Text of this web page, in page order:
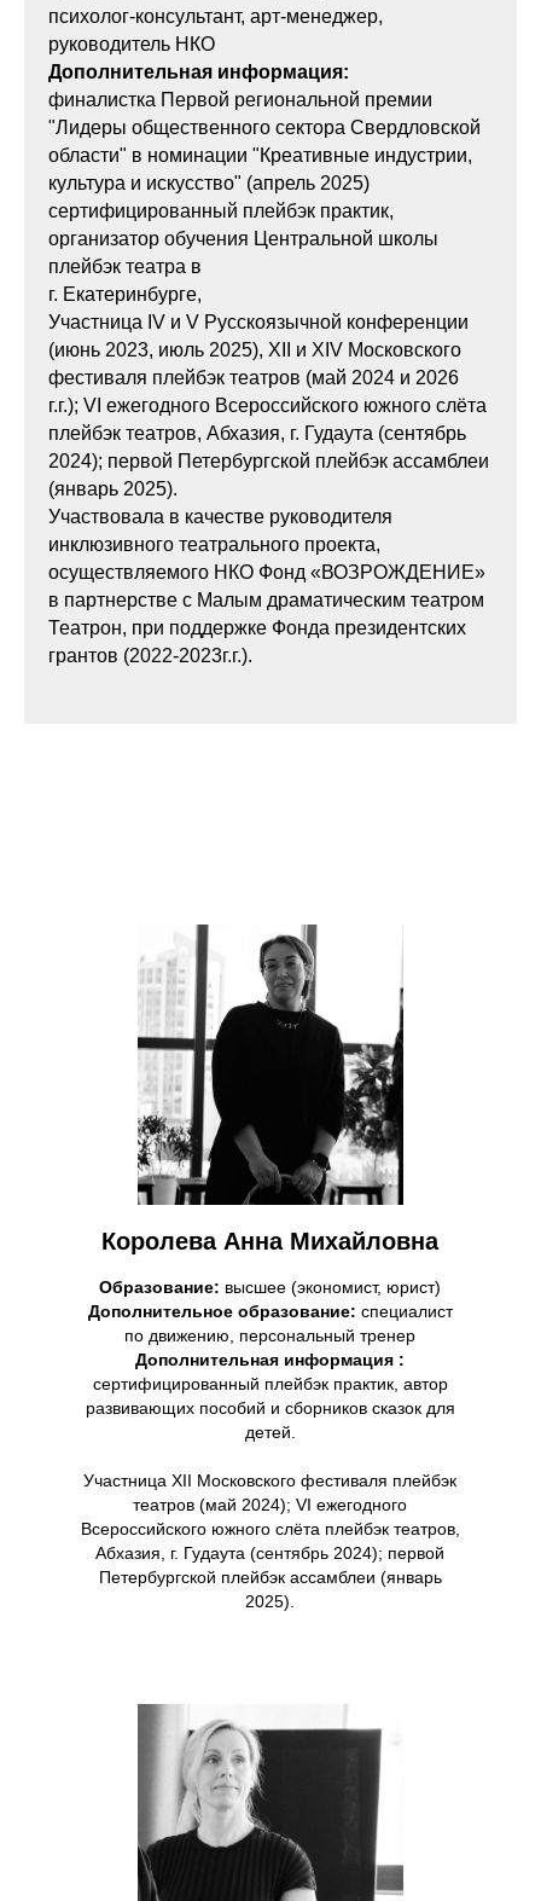
психолог-консультант, арт-менеджер,
руководитель НКО
Дополнительная информация:
финалистка Первой региональной премии
"Лидеры общественного сектора Свердловской
области" в номинации "Креативные индустрии,
культура и искусство" (апрель 2025)
сертифицированный плейбэк практик,
организатор обучения Центральной школы
плейбэк театра в
г. Екатеринбурге,
Участница IV и V Русскоязычной конференции
(июнь 2023, июль 2025), XII и XIV Московского
фестиваля плейбэк театров (май 2024 и 2026
г.г.); VI ежегодного Всероссийского южного слёта
плейбэк театров, Абхазия, г. Гудаута (сентябрь
2024); первой Петербургской плейбэк ассамблеи
(январь 2025).
Участвовала в качестве руководителя
инклюзивного театрального проекта,
осуществляемого НКО Фонд «ВОЗРОЖДЕНИЕ»
в партнерстве с Малым драматическим театром
Театрон, при поддержке Фонда президентских
грантов (2022-2023г.г.).
Королева Анна Михайловна
Образование: высшее (экономист, юрист)
Дополнительное образование: специалист
по движению, персональный тренер
Дополнительная информация :
сертифицированный плейбэк практик, автор
развивающих пособий и сборников сказок для
детей.
Участница XII Московского фестиваля плейбэк
театров (май 2024); VI ежегодного
Всероссийского южного слёта плейбэк театров,
Абхазия, г. Гудаута (сентябрь 2024); первой
Петербургской плейбэк ассамблеи (январь
2025).